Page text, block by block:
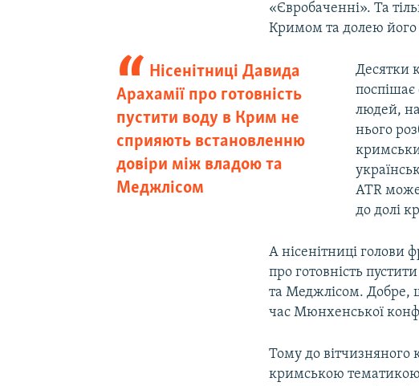
«Євробаченні». Та
Кримом та долею його
Нісенітниці Давида
Арахамії про готовність
пустити воду в Крим не
сприяють встановленню
довіри між владою та
Меджлісом
Десятки
поспішає
людей,
нього
ATR
до долі
А нісенітниці голови
про готовність
та Меджлісом. Добре,
час Мюнхенської
Тому до вітчизняного
кримською